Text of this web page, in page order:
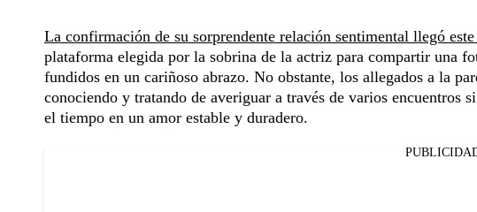
La confirmación de su sorprendente relación sentimental llegó
plataforma elegida por la sobrina de la actriz para compartir una
fundidos en un cariñoso abrazo. No obstante, los allegados a la
conociendo y tratando de averiguar a través de varios
el tiempo en un amor estable y duradero.